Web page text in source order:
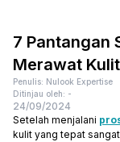
7 Pantangan
Merawat
Penulis: Nulook Expertise
Ditinjau oleh: -
24/09/2024
Setelah menjalani
kulit yang tepat